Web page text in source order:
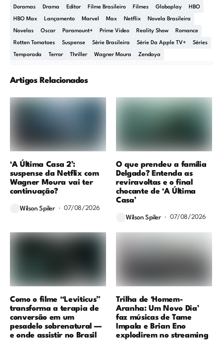
Doramas Drama Editor Filme Brasileiro Filmes Globoplay HBO
HBO Max Lançamento Marvel Max Netflix Novela Brasileira
Novelas Oscar Paramount+ Prime Video Reality Show Romance
Rotten Tomatoes Suspense Série Brasileira Série Da Apple TV+ Séries
Temporada Terror Thriller Wagner Moura Zendaya
Artigos Relacionados
‘A Última Casa 2’:
suspense da Netflix com
Wagner Moura vai ter
continuação?
Wilson Spiler 07/08/2026
O que prendeu a família
Delgado? Entenda as
reviravoltas e o final
chocante de ‘A Última
Casa’
Wilson Spiler 07/08/2026
Como o filme “Leviticus”
transforma a terapia de
conversão em um
pesadelo sobrenatural —
e onde assistir no Brasil
Trilha de ‘Homem-
Aranha: Um Novo Dia’
faz músicas de Tame
Impala e Brian Eno
explodirem no streaming